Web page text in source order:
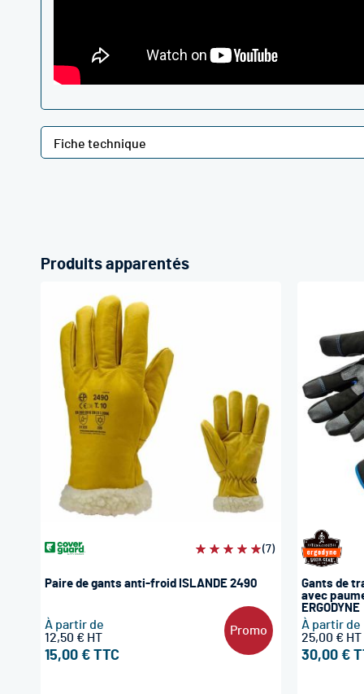
Fiche technique
Produits apparentés
Promo
Évaluation:(7)
Paire de gants anti-froid ISLANDE 2490
À partir de
15,00 €
12,50 €
Gants de
avec
ERGODYNE
À partir de
30,00 €
25,00 €